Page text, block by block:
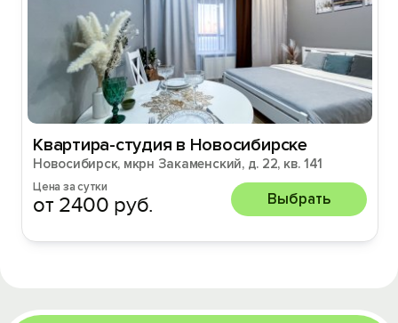
Квартира-студия в Новосибирске
Новосибирск, мкрн Закаменский, д. 22, кв. 141
Цена за сутки
от 2400 руб. Выбрать